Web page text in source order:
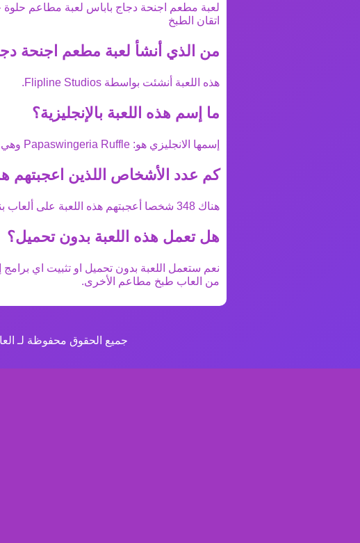
لعبة مطعم اجنحة دجاج باباس لعبة مطاعم حلوة
اتقان الطبخ
من الذي أنشأ لعبة مطعم اجنحة
هذه اللعبة أنشئت بواسطة Flipline Studios
.
ما إسم هذه اللعبة بالإنجليزية؟
إسمها الانجليزي هو: Papaswingeria Ruffle وهي
كم عدد الأشخاص اللذين اعجبتهم
هناك 348 شخصا أعجبتهم هذه اللعبة على ألعاب
هل تعمل هذه اللعبة بدون تحميل؟
نعم ستعمل اللعبة بدون تحميل او تثبيت اي برامج
من العاب طبخ مطاعم الأخرى.
جميع الحقوق محفوظة لـ